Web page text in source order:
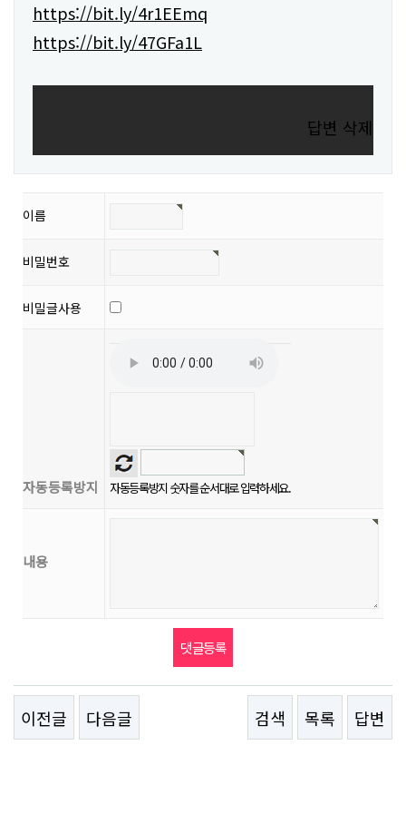
https://bit.ly/4r1EEmq
https://bit.ly/47GFa1L
답변 삭제
이름
비밀번호
비밀글사용
자동등록방지 자동등록방지 숫자를 순서대로 입력하세요.
내용
이전글 다음글 검색 목록 답변